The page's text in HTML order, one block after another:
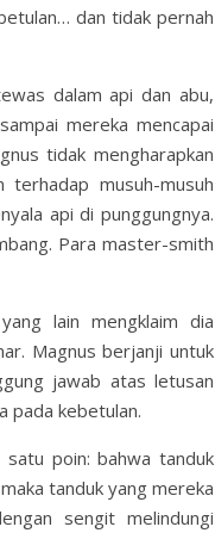
dan tidak pernah
dalam api dan abu,
mereka mencapai
tidak mengharapkan
musuh-musuh
api di punggungnya.
Para master-smith
lain mengklaim dia
Magnus berjanji untuk
jawab atas letusan
pada kebetulan.
poin: bahwa tanduk
tanduk yang mereka
sengit melindungi